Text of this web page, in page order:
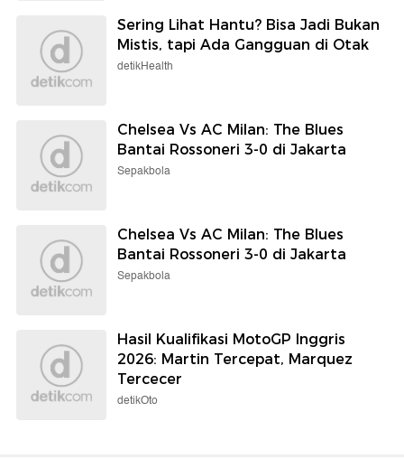
Sering Lihat Hantu? Bisa Jadi Bukan
Mistis, tapi Ada Gangguan di Otak
detikHealth
Chelsea Vs AC Milan: The Blues
Bantai Rossoneri 3-0 di Jakarta
Sepakbola
Chelsea Vs AC Milan: The Blues
Bantai Rossoneri 3-0 di Jakarta
Sepakbola
Hasil Kualifikasi MotoGP Inggris
2026: Martin Tercepat, Marquez
Tercecer
detikOto